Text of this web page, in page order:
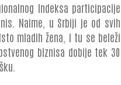
Indeksa participacije
Naime, u Srbiji je od svih
mladih žena, i tu se beleži
biznisa dobije tek 30